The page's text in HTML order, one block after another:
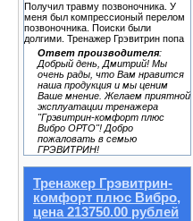
Получил травму позвоночника. У
меня был компрессионый перелом
позвоночника. Поиски были
долгими. Тренажер Грэвитрин попа
Ответ производителя:
Добрый день, Дмитрий! Мы
очень рады, что Вам нравится
наша продукция и мы ценим
Ваше мнение. Желаем приятной
эксплуатации тренажера
"Грэвитрин-комфорт плюс
Вибро ОРТО"! Добро
пожаловать в семью
ГРЭВИТРИН!
Тренажер Грэвитрин-
комфорт плюс Вибро,
цена 213750.00 рублей